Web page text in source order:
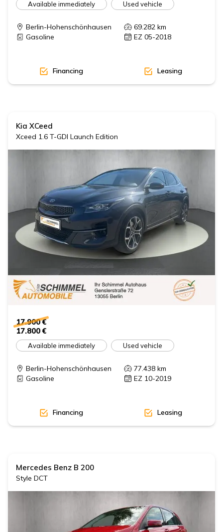
Available immediately Used vehicle
Berlin-Hohenschönhausen 69.282 km
Gasoline
EZ 05-2018
Financing Leasing
Kia XCeed
Xceed 1.6 T-GDI Launch Edition
17.900 €
17.800 €
Available immediately Used vehicle
Berlin-Hohenschönhausen 77.438 km
Gasoline
EZ 10-2019
Financing Leasing
Mercedes Benz B 200
Style DCT